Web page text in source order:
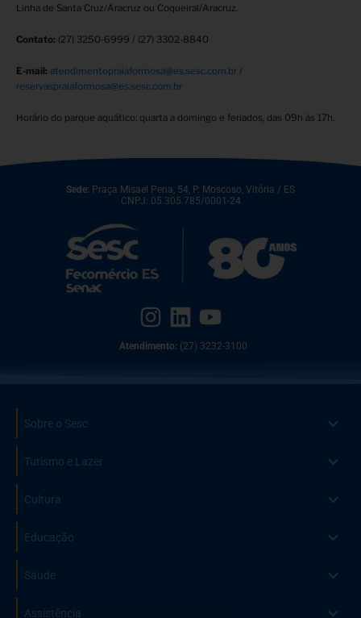
Linha de Santa Cruz/Aracruz ou Coqueiral/Aracruz.
Contato: (27) 3250-6999 / (27) 3302-8840
E-mail: atendimentopraiaformosa@es.sesc.com.br /
reservaspraiaformosa@es.sesc.com.br
Horário do parque aquático: quarta a domingo e feriados, das 09h às 17h.
Sede: Praça Misael Pena, 54, P. Moscoso, Vitória / ES
CNPJ: 05.305.785/0001-24
Atendimento: (27) 3232-3100
Sobre o Sesc
Turismo e Lazer
Cultura
Educação
Sáude
Assistência